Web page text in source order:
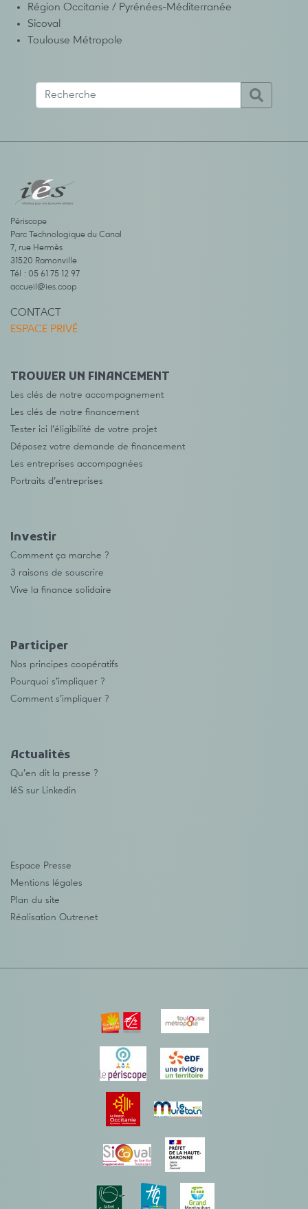
Région Occitanie / Pyrénées-Méditerranée
Sicoval
Toulouse Métropole
Périscope
Parc Technologique du Canal
7, rue Hermès
31520 Ramonville
Tél : 05 61 75 12 97
accueil@ies.coop
CONTACT
ESPACE PRIVÉ
TROUVER UN FINANCEMENT
Les clés de notre accompagnement
Les clés de notre financement
Tester ici l’éligibilité de votre projet
Déposez votre demande de financement
Les entreprises accompagnées
Portraits d’entreprises
Investir
Comment ça marche ?
3 raisons de souscrire
Vive la finance solidaire
Participer
Nos principes coopératifs
Pourquoi s’impliquer ?
Comment s’impliquer ?
Actualités
Qu’en dit la presse ?
IéS sur Linkedin
Espace Presse
Mentions légales
Plan du site
Réalisation Outrenet